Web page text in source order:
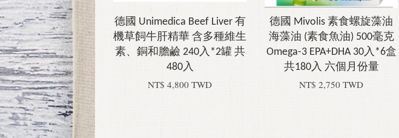
德國 Unimedica Beef Liver 有
機草飼牛肝精華 含多種維生
素、銅和膽鹼 240入*2罐 共
480入
NT$ 4,800 TWD
德國 Mivolis 素食螺旋藻油
海藻油 (素食魚油) 500毫克
Omega-3 EPA+DHA 30入*6盒
共180入 六個月份量
NT$ 2,750 TWD